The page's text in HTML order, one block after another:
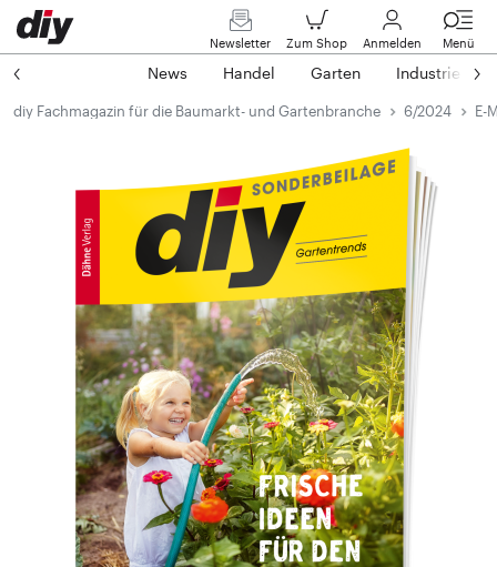
Newsletter Zum Shop Anmelden Menü
News Handel Garten Industrie
diy Fachmagazin für die Baumarkt- und Gartenbranche 6/2024 E-